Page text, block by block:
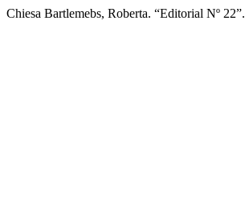
Chiesa Bartlemebs, Roberta. “Editorial Nº 22”.